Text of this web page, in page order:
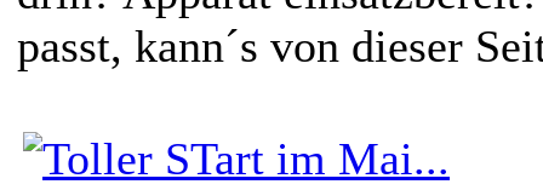
passt, kann´s von dieser